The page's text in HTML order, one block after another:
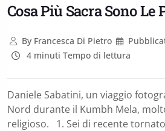
Cosa Più Sacra Sono Le
ByFrancesca Di Pietro
4 minuti Tempo di lettura
Daniele Sabatini, un viaggio
Nord durante il Kumbh Mela,
religioso. 1. Sei di recente